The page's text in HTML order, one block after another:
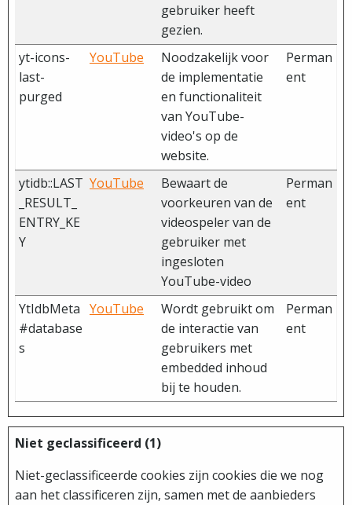
gebruiker heeft
gezien.
yt-icons-
last-
purged
YouTube
Noodzakelijk voor
de implementatie
en functionaliteit
van YouTube-
video's op de
website.
Perman
ent
ytidb::LAST
_RESULT_
ENTRY_KE
Y
YouTube
Bewaart de
voorkeuren van de
videospeler van de
gebruiker met
ingesloten
YouTube-video
Perman
ent
YtIdbMeta
#database
s
YouTube
Wordt gebruikt om
de interactie van
gebruikers met
embedded inhoud
bij te houden.
Perman
ent
Niet geclassificeerd (1)
Niet-geclassificeerde cookies zijn cookies die we nog
aan het classificeren zijn, samen met de aanbieders